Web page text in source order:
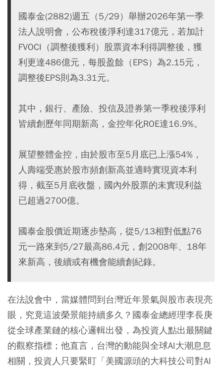
國泰金(2882)週五（5/29）舉辦2026年第一季
法人說明會，公布稅後淨利達317億元，若加計
FVOCI（調整後獲利）股票資本利得調整後，獲
利更達486億元，每股盈餘（EPS）為2.15元，
調整後EPS則為3.31元。
其中，銀行、產險、投信及證券第一季稅後淨利
皆續創歷年同期新高，金控年化ROE達16.9%。
展望整體金控，由於股市至5月底已上漲54%，
人壽端受惠於股市頻創新高並適時實現資本利
得，截至5月底收盤，國內外股票的未實現利益
已超過2700億。
國泰金股價近期逐步墊高，從5/13相對低點76
元一路來到5/27最高86.4元，創2008年、18年
來新高，後續或有機會能續創紀錄。
在法說會中，當媒體問到台灣近年景氣與股市表現亮
眼，究竟這波榮景能持續多久？國泰金總經理李長庚
從全球產業鏈的核心邏輯出發，為投資人點出最關鍵
的觀察指標；他直言，台灣的動能與全球AI大潮息息
相關，投資人只要緊盯「美國源頭的大科技公司對AI